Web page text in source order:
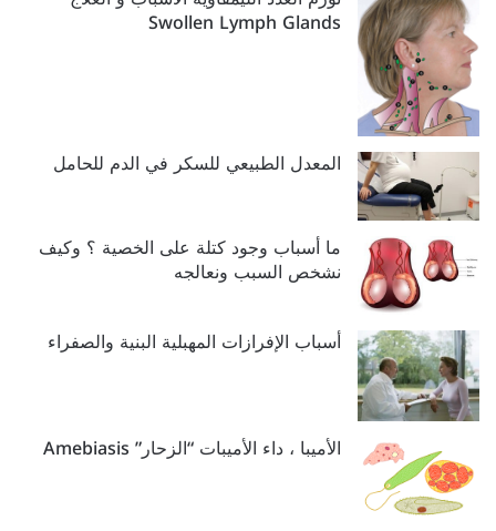
Swollen Lymph Glands
المعدل الطبيعي للسكر في الدم للحامل
ما أسباب وجود كتلة على الخصية ؟ وكيف
نشخص السبب ونعالجه
أسباب الإفرازات المهبلية البنية والصفراء
الأميبا ، داء الأميبات “الزحار” Amebiasis